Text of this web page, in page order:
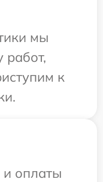
мы
работ,
к
оплаты